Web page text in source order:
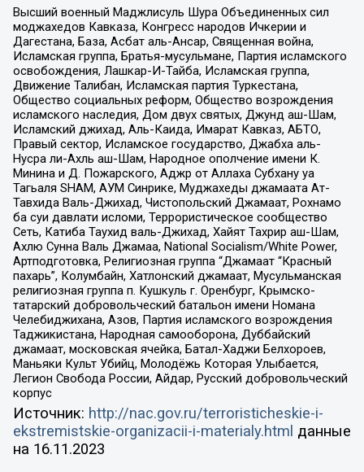
Высший военный Маджлисуль Шура Объединенных сил
моджахедов Кавказа, Конгресс народов Ичкерии и
Дагестана, База, Асбат аль-Ансар, Священная война,
Исламская группа, Братья-мусульмане, Партия исламского
освобождения, Лашкар-И-Тайба, Исламская группа,
Движение Талибан, Исламская партия Туркестана,
Общество социальных реформ, Общество возрождения
исламского наследия, Дом двух святых, Джунд аш-Шам,
Исламский джихад, Аль-Каида, Имарат Кавказ, АБТО,
Правый сектор, Исламское государство, Джабха аль-
Нусра ли-Ахль аш-Шам, Народное ополчение имени К.
Минина и Д. Пожарского, Аджр от Аллаха Субхану уа
Тагьаля SHAM, АУМ Синрике, Муджахеды джамаата Ат-
Тавхида Валь-Джихад, Чистопольский Джамаат, Рохнамо
ба суи давлати исломи, Террористическое сообщество
Сеть, Катиба Таухид валь-Джихад, Хайят Тахрир аш-Шам,
Ахлю Сунна Валь Джамаа, National Socialism/White Power,
Артподготовка, Религиозная группа “Джамаат “Красный
пахарь”, Колумбайн, Хатлонский джамаат, Мусульманская
религиозная группа п. Кушкуль г. Оренбург, Крымско-
татарский добровольческий батальон имени Номана
Челебиджихана, Азов, Партия исламского возрождения
Таджикистана, Народная самооборона, Дуббайский
джамаат, московская ячейка, Батал-Хаджи Белхороев,
Маньяки Культ Убийц, Молодёжь Которая Улыбается,
Легион Свобода России, Айдар, Русский добровольческий
корпус
Источник: http://nac.gov.ru/terroristicheskie-i-
ekstremistskie-organizacii-i-materialy.html данные
на 16.11.2023